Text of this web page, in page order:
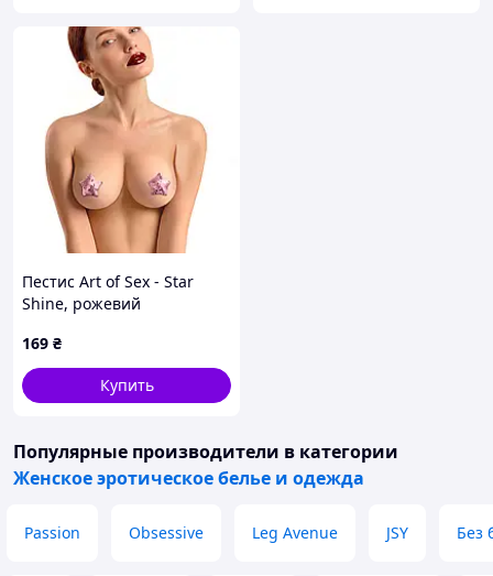
Пестис Art of Sex - Star
Shine, рожевий
169 ₴
Купить
Популярные производители в категории
Женское эротическое белье и одежда
Passion Obsessive Leg Avenue JSY Без